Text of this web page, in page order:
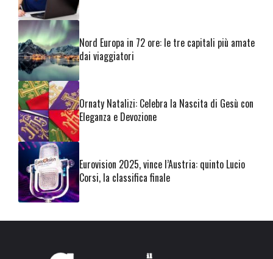
Nord Europa in 72 ore: le tre capitali più amate
dai viaggiatori
Ornaty Natalizi: Celebra la Nascita di Gesù con
Eleganza e Devozione
Eurovision 2025, vince l’Austria: quinto Lucio
Corsi, la classifica finale